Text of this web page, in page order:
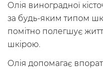
Олія виноградної
за будь-яким типом
помітно полегшує
шкірою.
Олія допомагає